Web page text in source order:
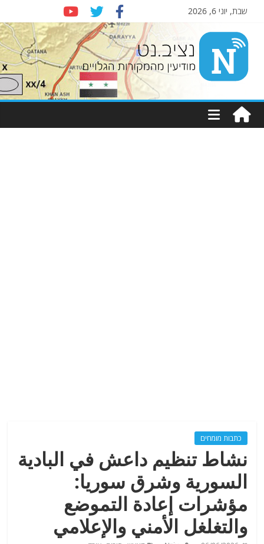
שבת, יוני 6, 2026
Nziv.net
מודיעין
מהמקורות
כתבות מומחים
نشاط تنظيم داعش في البادية
السورية وشرق سوريا:
مؤشرات إعادة التموضع
والتغلغل الأمني والإعلامي